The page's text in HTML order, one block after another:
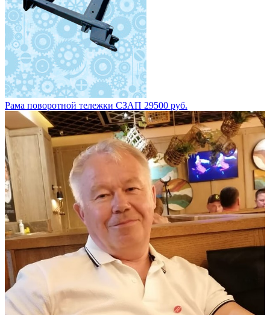
Рама поворотной тележки СЗАП 29500 руб.